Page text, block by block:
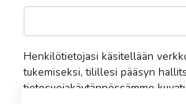
Henkilötietojasi käsitellään
tukemiseksi, tilillesi pääsyn
tietosuojakäytännössämme